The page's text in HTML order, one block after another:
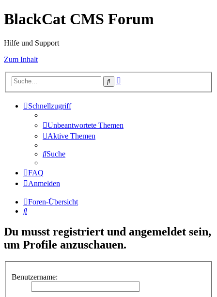
BlackCat CMS Forum
Hilfe und Support
Zum Inhalt
Suche
Schnellzugriff
Unbeantwortete Themen
Aktive Themen
Suche
FAQ
Anmelden
Foren-Übersicht
Suche
Du musst registriert und angemeldet sein,
um Profile anzuschauen.
Benutzername: